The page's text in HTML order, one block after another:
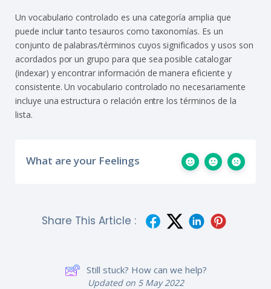
Un vocabulario controlado es una categoría amplia que
puede incluir tanto tesauros como taxonomías. Es un
conjunto de palabras/términos cuyos significados y usos son
acordados por un grupo para que sea posible catalogar
(indexar) y encontrar información de manera eficiente y
consistente. Un vocabulario controlado no necesariamente
incluye una estructura o relación entre los términos de la
lista.
What are your Feelings
Share This Article :
Still stuck? How can we help?
Updated on 5 May 2022